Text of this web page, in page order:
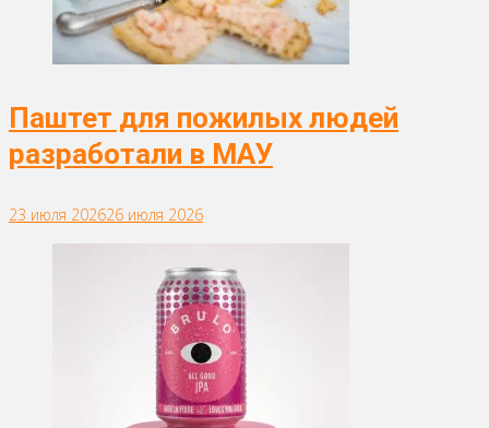
Паштет для пожилых людей
разработали в МАУ
23 июля 202626 июля 2026